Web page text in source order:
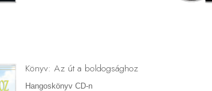
Könyv: Az út a boldogsághoz
Hangoskönyv CD-n